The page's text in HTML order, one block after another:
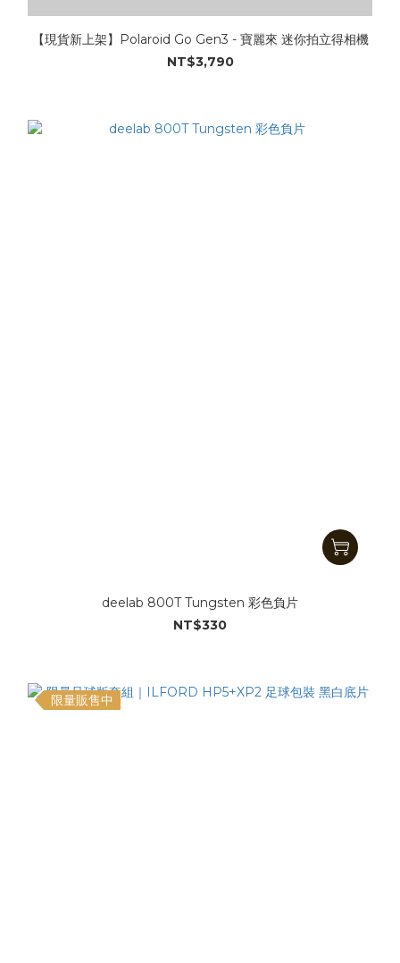
【現貨新上架】Polaroid Go Gen3 - 寶麗來 迷你拍立得相機
NT$3,790
deelab 800T Tungsten 彩色負片
NT$330
限量販售中